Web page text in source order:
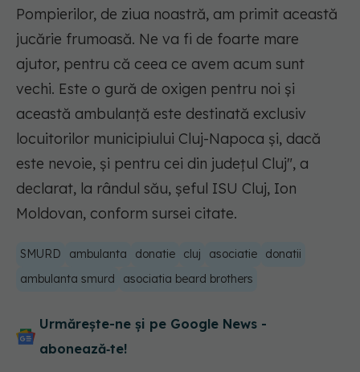
Pompierilor, de ziua noastră, am primit această
jucărie frumoasă. Ne va fi de foarte mare
ajutor, pentru că ceea ce avem acum sunt
vechi. Este o gură de oxigen pentru noi şi
această ambulanţă este destinată exclusiv
locuitorilor municipiului Cluj-Napoca şi, dacă
este nevoie, şi pentru cei din judeţul Cluj", a
declarat, la rândul său, şeful ISU Cluj, Ion
Moldovan, conform sursei citate.
SMURD ambulanta donatie cluj asociatie
donatii
ambulanta smurd
asociatia beard brothers
Urmărește-ne și pe Google News -
abonează‑te!